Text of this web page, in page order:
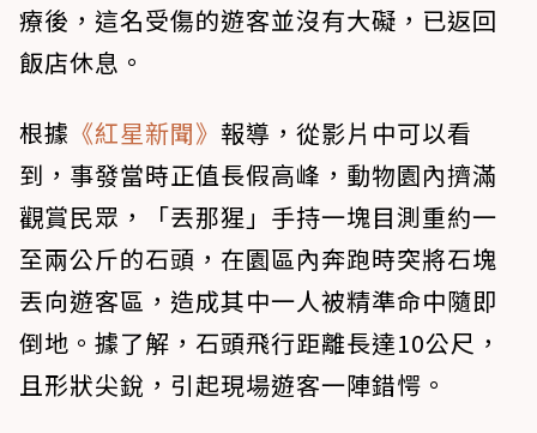
療後，這名受傷的遊客並沒有大礙，已返回
飯店休息。
根據 《紅星新聞》 報導，從影片中可以看
到，事發當時正值長假高峰，動物園內擠滿
觀賞民眾，「丟那猩」手持一塊目測重約一
至兩公斤的石頭，在園區內奔跑時突將石塊
丟向遊客區，造成其中一人被精準命中隨即
倒地。據了解，石頭飛行距離長達10公尺，
且形狀尖銳，引起現場遊客一陣錯愕。